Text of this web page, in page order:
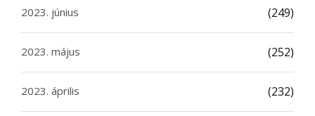
2023. június (249)
2023. május (252)
2023. április (232)